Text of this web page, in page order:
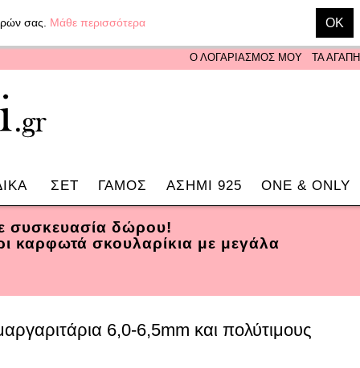
σας. Μάθε περισσότερα OK
Ο ΛΟΓΑΡΙΑΣΜΟΣ ΜΟΥ ΤΑ
ΣΕΤ ΓΑΜΟΣ ΑΣΗΜΙ 925 ONE & ONLY
συσκευασία δώρου!
καρφωτά σκουλαρίκια με μεγάλα
6,0-6,5mm και πολύτιμους